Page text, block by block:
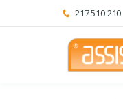
217 510 210